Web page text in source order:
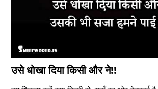
उसे धोखा दिया किसी और ने!!